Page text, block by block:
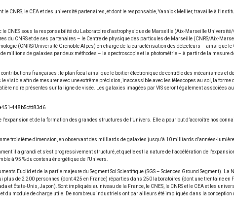
le CEA et des université partenaires, et dont le responsable, Yannick Mellier, travaille à
le CNES sous la responsabilité du Laboratoire d’astrophysique de Marseille (Aix-Marseille
CNRS et de ses partenaires – le Centre de physique des particules de Marseille (CNRS/Aix-
(CNRS/Université Grenoble Alpes) en charge de la caractérisation des détecteurs – ainsi que
millions de galaxies par deux méthodes – la spectroscopie et la photométrie – à partir de la mesure
françaises : le plan focal ainsi que le boitier électronique de contrôle des mécanismes et
visible afin de mesurer avec une extrême précision, inaccessible avec les télescopes au sol, la forme
noire présentes sur la ligne de visée. Les galaxies imagées par VIS seront également associées
448b5cfd83d6
et de la formation des grandes structures de l’Univers. Elle a pour but d’accroître nos
troisième dimension, en observant des milliards de galaxies jusqu’à 10 milliards d’années-
il a grandi et s’est progressivement structuré, et quelle est la nature de l’accélération de
à 95 % du contenu énergétique de l’Univers.
Euclid et de la partie majeure du Segment Sol Scientifique (SGS – Sciences Ground Segment).
plus de 2 200 personnes (dont 425 en France) réparties dans 250 laboratoires (dont une trentaine en
et États-Unis, Japon). Sont impliqués au niveau de la France, le CNES, le CNRS et le CEA et les
du module de charge utile. De nombreux industriels ont par ailleurs été impliqués dans la conception